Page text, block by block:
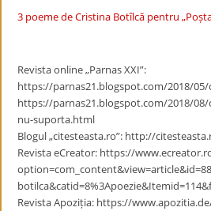
3 poeme de Cristina Botîlcă pentru
Revista online „Parnas XXI”:
https://parnas21.blogspot.com/2018/
https://parnas21.blogspot.com/2018/
nu-suporta.html
Blogul „citesteasta.ro”: http://
Revista eCreator: https://
Revista Apoziția: https://